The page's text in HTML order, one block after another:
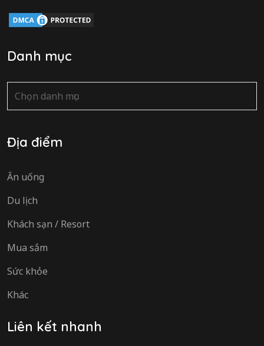
Danh mục
Danh
mục
Địa điểm
Ăn uống
Du lịch
Khách sạn / Resort
Mua sắm
Sức khỏe
Khác
Liên kết nhanh